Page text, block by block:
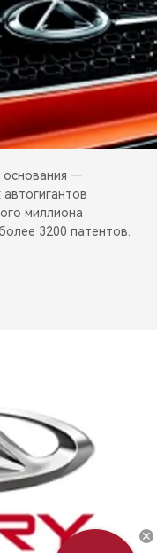
основания —
миллиона
3200 патентов.